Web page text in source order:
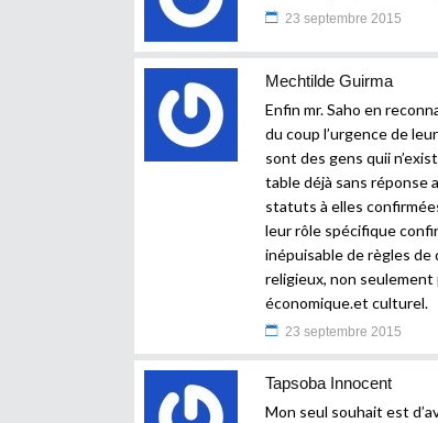
23 septembre 2015
Mechtilde Guirma
Enfin mr. Saho en
du coup l’urgence de
sont des gens quii
table déjà sans réponse
statuts à elles
leur rôle spécifique
inépuisable de règles
religieux, non seulement
économique.et culturel.
23 septembre 2015
Tapsoba Innocent
Mon seul souhait est